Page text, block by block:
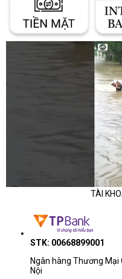
TÀI
STK: 00668899001
Ngân hàng Thương Mại
Nội